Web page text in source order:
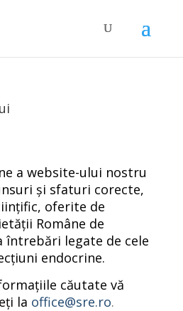
a website-ului nostru
și sfaturi corecte,
oferite de
Române de
întrebări legate de cele
endocrine.
căutate vă
la office@sre.ro.